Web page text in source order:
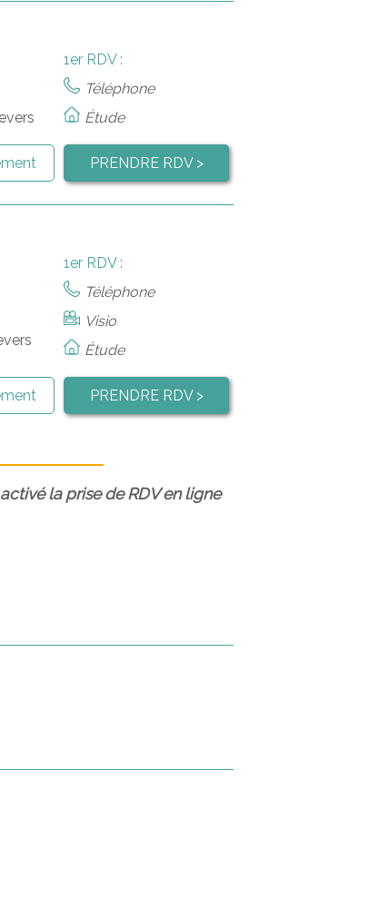
1er RDV :
Téléphone
Étude
PRENDRE RDV >
1er RDV :
Téléphone
Visio
Étude
PRENDRE RDV >
la prise de RDV en ligne